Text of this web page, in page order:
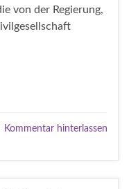
von der Regierung,
Kommentar hinterlassen